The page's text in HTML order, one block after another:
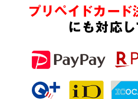
プリペイドカード
にも対応